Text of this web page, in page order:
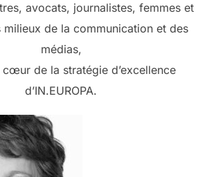
avocats, journalistes, femmes et
milieux de la communication et des
médias,
cœur de la stratégie d’excellence
d’IN.EUROPA.